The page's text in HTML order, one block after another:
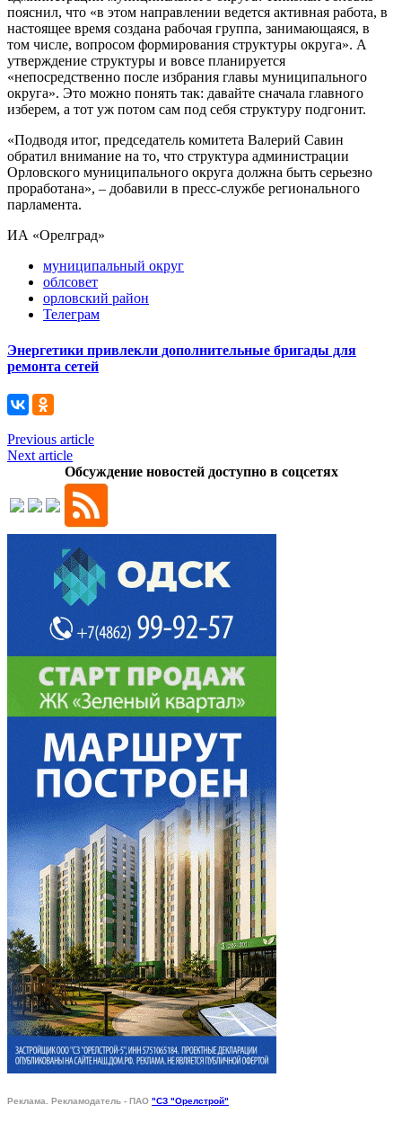
пояснил, что «в этом направлении ведется активная работа, в
настоящее время создана рабочая группа, занимающаяся, в
том числе, вопросом формирования структуры округа». А
утверждение структуры и вовсе планируется
«непосредственно после избрания главы муниципального
округа». Это можно понять так: давайте сначала главного
изберем, а тот уж потом сам под себя структуру подгонит.
«Подводя итог, председатель комитета Валерий Савин
обратил внимание на то, что структура администрации
Орловского муниципального округа должна быть серьезно
проработана», – добавили в пресс-службе регионального
парламента.
ИА «Орелград»
муниципальный округ
облсовет
орловский район
Телеграм
Энергетики привлекли дополнительные бригады для
ремонта сетей
Previous article
Next article
Обсуждение новостей доступно в соцсетях
Реклама. Рекламодатель - ПАО "СЗ "Орелстрой"